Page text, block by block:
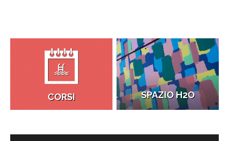
CORSI SPAZIO H2O